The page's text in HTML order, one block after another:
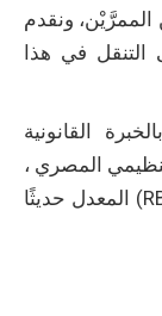
ونقدم
في هذا
القانونية
المصري ،
إلى أن تكون بمثابة دليل شامل لبرنامج (RBI) المعدل حديثًا